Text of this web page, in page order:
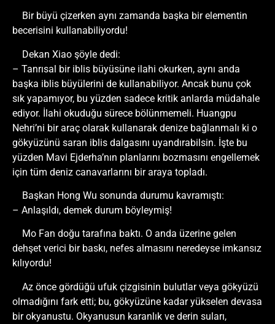
Bir büyü çizerken aynı zamanda başka bir elementin
becerisini kullanabiliyordu!
Dekan Xiao şöyle dedi:
– Tanrısal bir iblis büyüsüne ilahi okurken, aynı anda
başka iblis büyülerini de kullanabiliyor. Ancak bunu çok
sık yapamıyor, bu yüzden sadece kritik anlarda müdahale
ediyor. İlahi okuduğu sürece bölünmemeli. Huangpu
Nehri’ni bir araç olarak kullanarak denize bağlanmalı ki o
gökyüzünü saran iblis dalgasını uyandırabilsin. İşte bu
yüzden Mavi Ejderha’nın planlarını bozmasını engellemek
için tüm deniz canavarlarını bir araya topladı.
Başkan Hong Wu sonunda durumu kavramıştı:
– Anlaşıldı, demek durum böyleymiş!
Mo Fan doğu tarafına baktı. O anda üzerine gelen
dehşet verici bir baskı, nefes almasını neredeyse imkansız
kılıyordu!
Az önce gördüğü ufuk çizgisinin bulutlar veya gökyüzü
olmadığını fark etti; bu, gökyüzüne kadar yükselen devasa
bir okyanustu. Okyanusun karanlık ve derin suları,